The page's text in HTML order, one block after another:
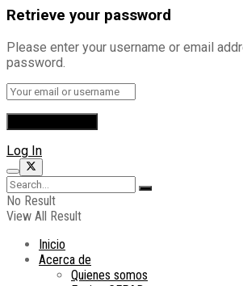
Retrieve your password
Please enter your username or email
password.
Log In
No Result
View All Result
Inicio
Acerca de
Quienes somos